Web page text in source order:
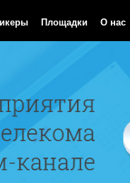
Площадки О нас